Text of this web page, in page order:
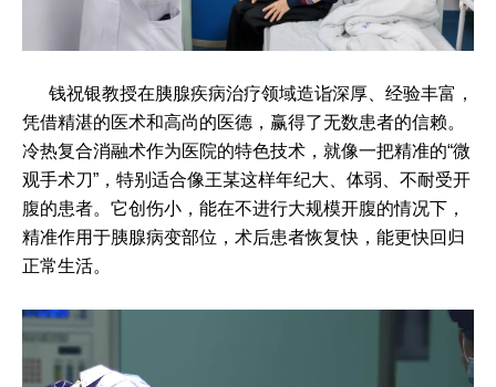
钱祝银教授在胰腺疾病治疗领域造诣深厚、经验丰富，
凭借精湛的医术和高尚的医德，赢得了无数患者的信赖。
冷热复合消融术作为医院的特色技术，就像一把精准的“微
观手术刀”，特别适合像王某这样年纪大、体弱、不耐受开
腹的患者。它创伤小，能在不进行大规模开腹的情况下，
精准作用于胰腺病变部位，术后患者恢复快，能更快回归
正常生活。